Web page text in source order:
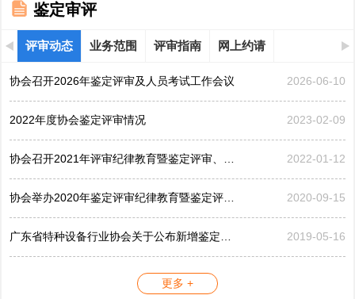
鉴定审评
评审动态 业务范围 评审指南 网上约请
协会召开2026年鉴定评审及人员考试工作会议 2026-06-10
2022年度协会鉴定评审情况 2023-02-09
协会召开2021年评审纪律教育暨鉴定评审、考评工作会议 2022-01-12
协会举办2020年鉴定评审纪律教育暨鉴定评审工作会议 2020-09-15
广东省特种设备行业协会关于公布新增鉴定评审员的公告... 2019-05-16
更多 +